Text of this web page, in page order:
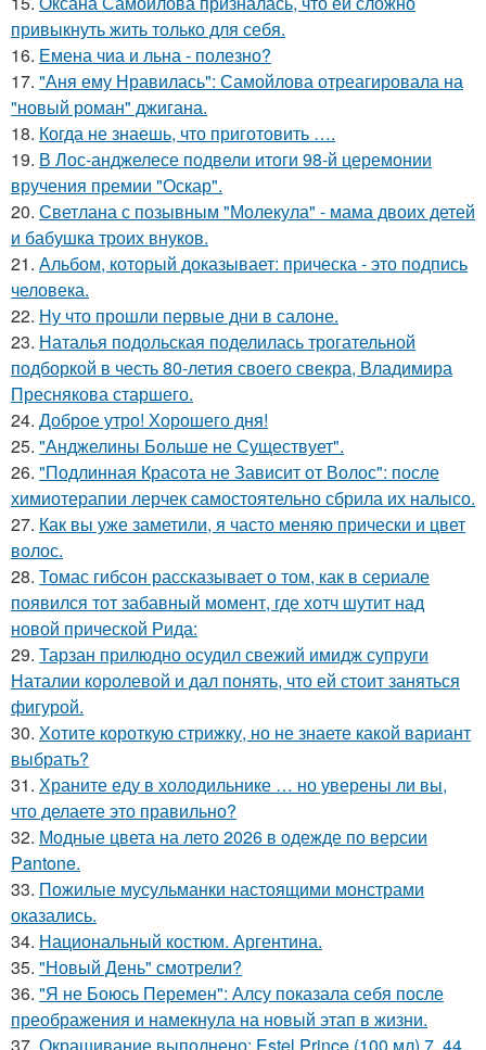
привыкнуть жить только для себя.
16. Емена чиа и льна - полезно?
17. "Аня ему Нравилась": Самойлова отреагировала на
"новый роман" джигана.
18. Когда не знаешь, что приготовить ….
19. В Лос-анджелесе подвели итоги 98-й церемонии
вручения премии "Оскар".
20. Светлана с позывным "Молекула" - мама двоих детей
и бабушка троих внуков.
21. Альбом, который доказывает: прическа - это подпись
человека.
22. Ну что прошли первые дни в салоне.
23. Наталья подольская поделилась трогательной
подборкой в честь 80-летия своего свекра, Владимира
Преснякова старшего.
24. Доброе утро! Хорошего дня!
25. "Анджелины Больше не Существует".
26. "Подлинная Красота не Зависит от Волос": после
химиотерапии лерчек самостоятельно сбрила их налысо.
27. Как вы уже заметили, я часто меняю прически и цвет
волос.
28. Томас гибсон рассказывает о том, как в сериале
появился тот забавный момент, где хотч шутит над
новой прической Рида:
29. Тарзан прилюдно осудил свежий имидж супруги
Наталии королевой и дал понять, что ей стоит заняться
фигурой.
30. Хотите короткую стрижку, но не знаете какой вариант
выбрать?
31. Храните еду в холодильнике … но уверены ли вы,
что делаете это правильно?
32. Модные цвета на лето 2026 в одежде по версии
Pantone.
33. Пожилые мусульманки настоящими монстрами
оказались.
34. Национальный костюм. Аргентина.
35. "Новый День" смотрели?
36. "Я не Боюсь Перемен": Алсу показала себя после
преображения и намекнула на новый этап в жизни.
37. Окрашивание выполнено: Estel Prince (100 мл) 7. 44,